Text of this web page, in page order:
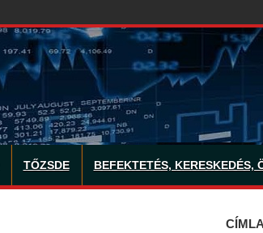
TŐZSDE BEFEKTETÉS, KERESKEDÉS,